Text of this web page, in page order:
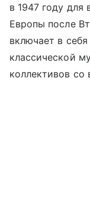
в 1947 году для
Европы после
включает в
классической
коллективов со